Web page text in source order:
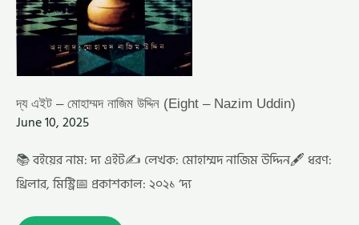
দ্য এইট – মোহাম্মদ নাজিম উদ্দিন (Eight – Nazim Uddin)
June 10, 2025
📚 বইয়ের নাম: দ্য এইট✍️ লেখক: মোহাম্মদ নাজিম উদ্দিন🖋️ ধরণ:
থ্রিলার, মিস্ট্রি📅 প্রকাশকাল: ২০২১ ‘দ্য